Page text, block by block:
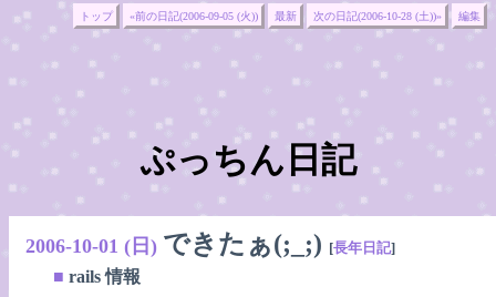
トップ «前の日記(2006-09-05 (火)) 最新 次の日記(2006-10-28 (土))» 編集
ぷっちん日記
2006-10-01 (日) できたぁ(;_;) [長年日記]
■ rails 情報